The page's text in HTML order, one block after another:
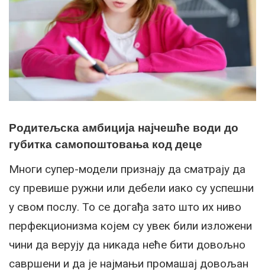
Родитељска амбиција најчешће води до
губитка самопоштовања код деце
Многи супер-модели признају да сматрају да
су превише ружни или дебели иако су успешни
у свом послу. То се догађа зато што их ниво
перфекционизма којем су увек били изложени
чини да верују да никада неће бити довољно
савршени и да је најмањи промашај довољан